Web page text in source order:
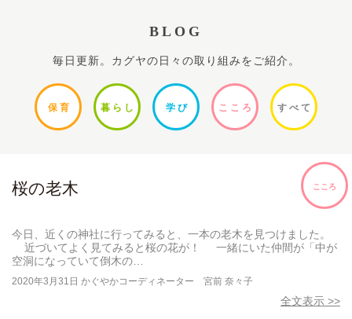
BLOG
毎日更新。カグヤの日々の取り組みをご紹介。
保 育 暮ら し 学 び ここ ろ すべて
こころ
桜の老木
今日、近くの神社に行ってみると、一本の老木を見つけました。
近づいてよく見てみると桜の花が！ 一緒にいた仲間が「中が
空洞になっていて倒木の…
2020年3月31日 かぐやかコーディネーター 宮前 奈々子
全文表示 >>